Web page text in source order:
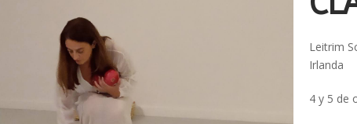
Leitrim
Irlanda
4 y 5 de